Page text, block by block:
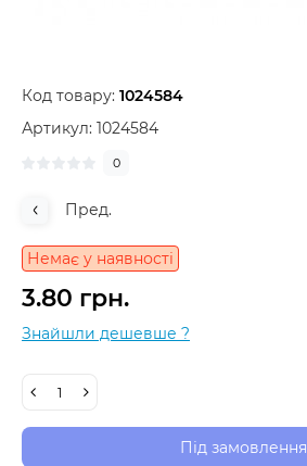
Код товару: 1024584
Артикул: 1024584
0
Пред.
Немає у наявності
3.80 грн.
Знайшли дешевше ?
Під замовлення